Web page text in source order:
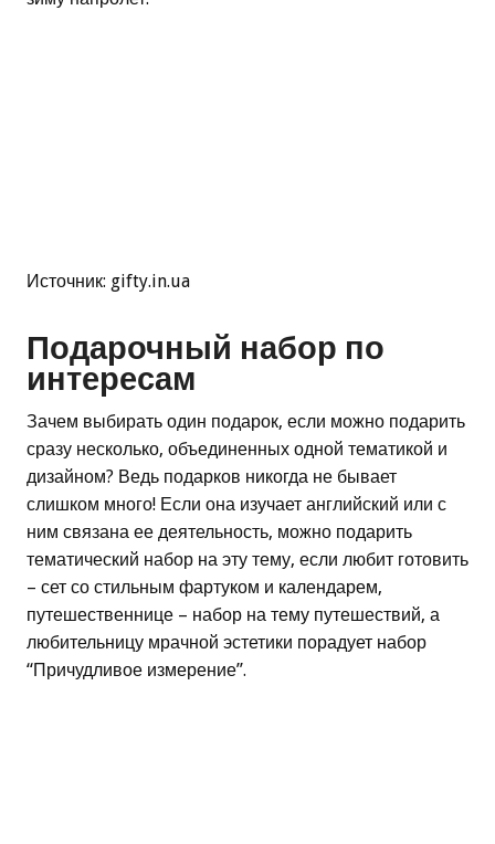
Источник: gifty.in.ua
Подарочный набор по
интересам
Зачем выбирать один подарок, если можно подарить
сразу несколько, объединенных одной тематикой и
дизайном? Ведь подарков никогда не бывает
слишком много! Если она изучает английский или с
ним связана ее деятельность, можно подарить
тематический набор на эту тему, если любит готовить
– сет со стильным фартуком и календарем,
путешественнице – набор на тему путешествий, а
любительницу мрачной эстетики порадует набор
“Причудливое измерение”.